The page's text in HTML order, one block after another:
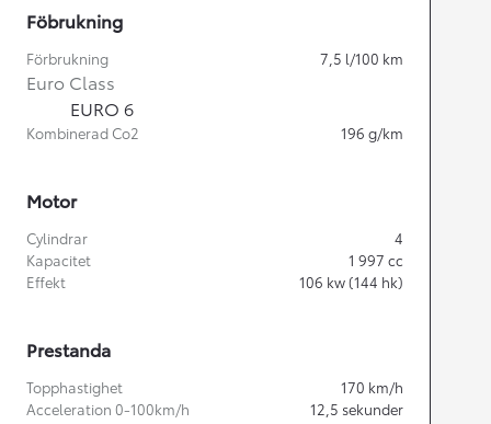
Föbrukning
Förbrukning 7,5 l/100 km
Euro Class
EURO 6
Kombinerad Co2 196 g/km
Motor
Cylindrar
4
Kapacitet
1 997 cc
Effekt
106 kw (144 hk)
Prestanda
Topphastighet 170 km/h
Acceleration 0-100km/h
12,5 sekunder